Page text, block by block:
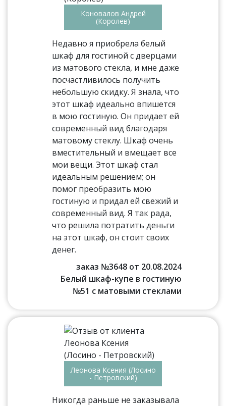
Коновалов Андрей
(Королёв)
Недавно я приобрела белый
шкаф для гостиной с дверцами
из матового стекла, и мне даже
посчастливилось получить
небольшую скидку. Я знала, что
этот шкаф идеально впишется
в мою гостиную. Он придает ей
современный вид благодаря
матовому стеклу. Шкаф очень
вместительный и вмещает все
мои вещи. Этот шкаф стал
идеальным решением; он
помог преобразить мою
гостиную и придал ей свежий и
современный вид. Я так рада,
что решила потратить деньги
на этот шкаф, он стоит своих
денег.
заказ №3648 от 20.08.2024
Белый шкаф-купе в гостиную
№51 с матовыми стеклами
Леонова Ксения (Лосино
- Петровский)
Никогда раньше не заказывала